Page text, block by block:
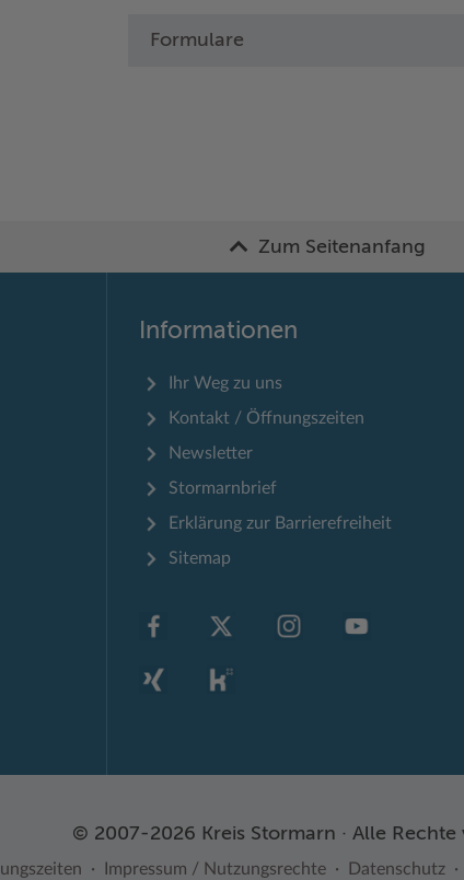
Formulare
Zum Seitenanfang
Informationen
Ihr Weg zu uns
Kontakt / Öffnungszeiten
Newsletter
Stormarnbrief
Erklärung zur Barrierefreiheit
Sitemap
© 2007-2026 Kreis Stormarn · Alle Rechte
Impressum / Nutzungsrechte Datenschutz